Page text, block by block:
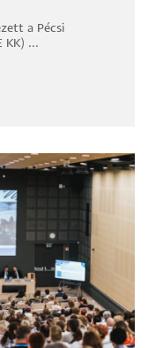
a Pécsi
KK) ...